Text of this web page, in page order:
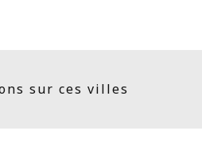
sur ces villes